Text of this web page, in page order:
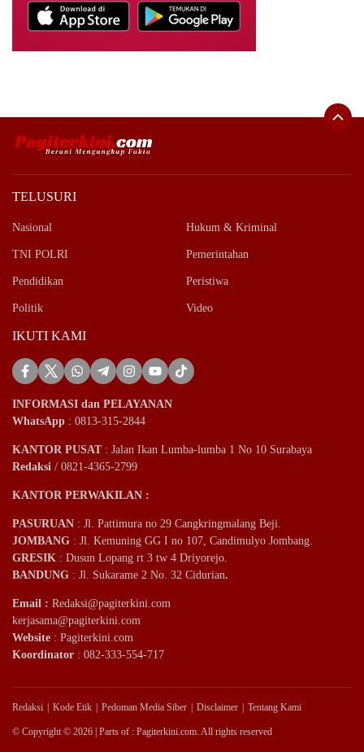
TELUSURI
Nasional Hukum & Kriminal
TNI POLRI Pemerintahan
Pendidikan Peristiwa
Politik Video
IKUTI KAMI
INFORMASI dan PELAYANAN
WhatsApp : 0813-315-2844
KANTOR PUSAT: Jalan Ikan Lumba-lumba 1 No 10 Surabaya
Redaksi / 0821-4365-2799
KANTOR PERWAKILAN :
PASURUAN : Jl. Pattimura no 29 Cangkringmalang Beji.
JOMBANG : Jl. Kemuning GG I no 107, Candimulyo Jombang.
GRESIK : Dusun Lopang rt 3 tw 4 Driyorejo.
BANDUNG : Jl. Sukarame 2 No. 32 Cidurian.
Email : Redaksi@pagiterkini.com
kerjasama@pagiterkini.com
Website : Pagiterkini.com
Koordinator : 082-333-554-717
Redaksi Kode Etik Pedoman Media Siber Disclaimer Tentang Kami
© Copyright © 2026 | Parts of : Pagiterkini.com. All rights reserved